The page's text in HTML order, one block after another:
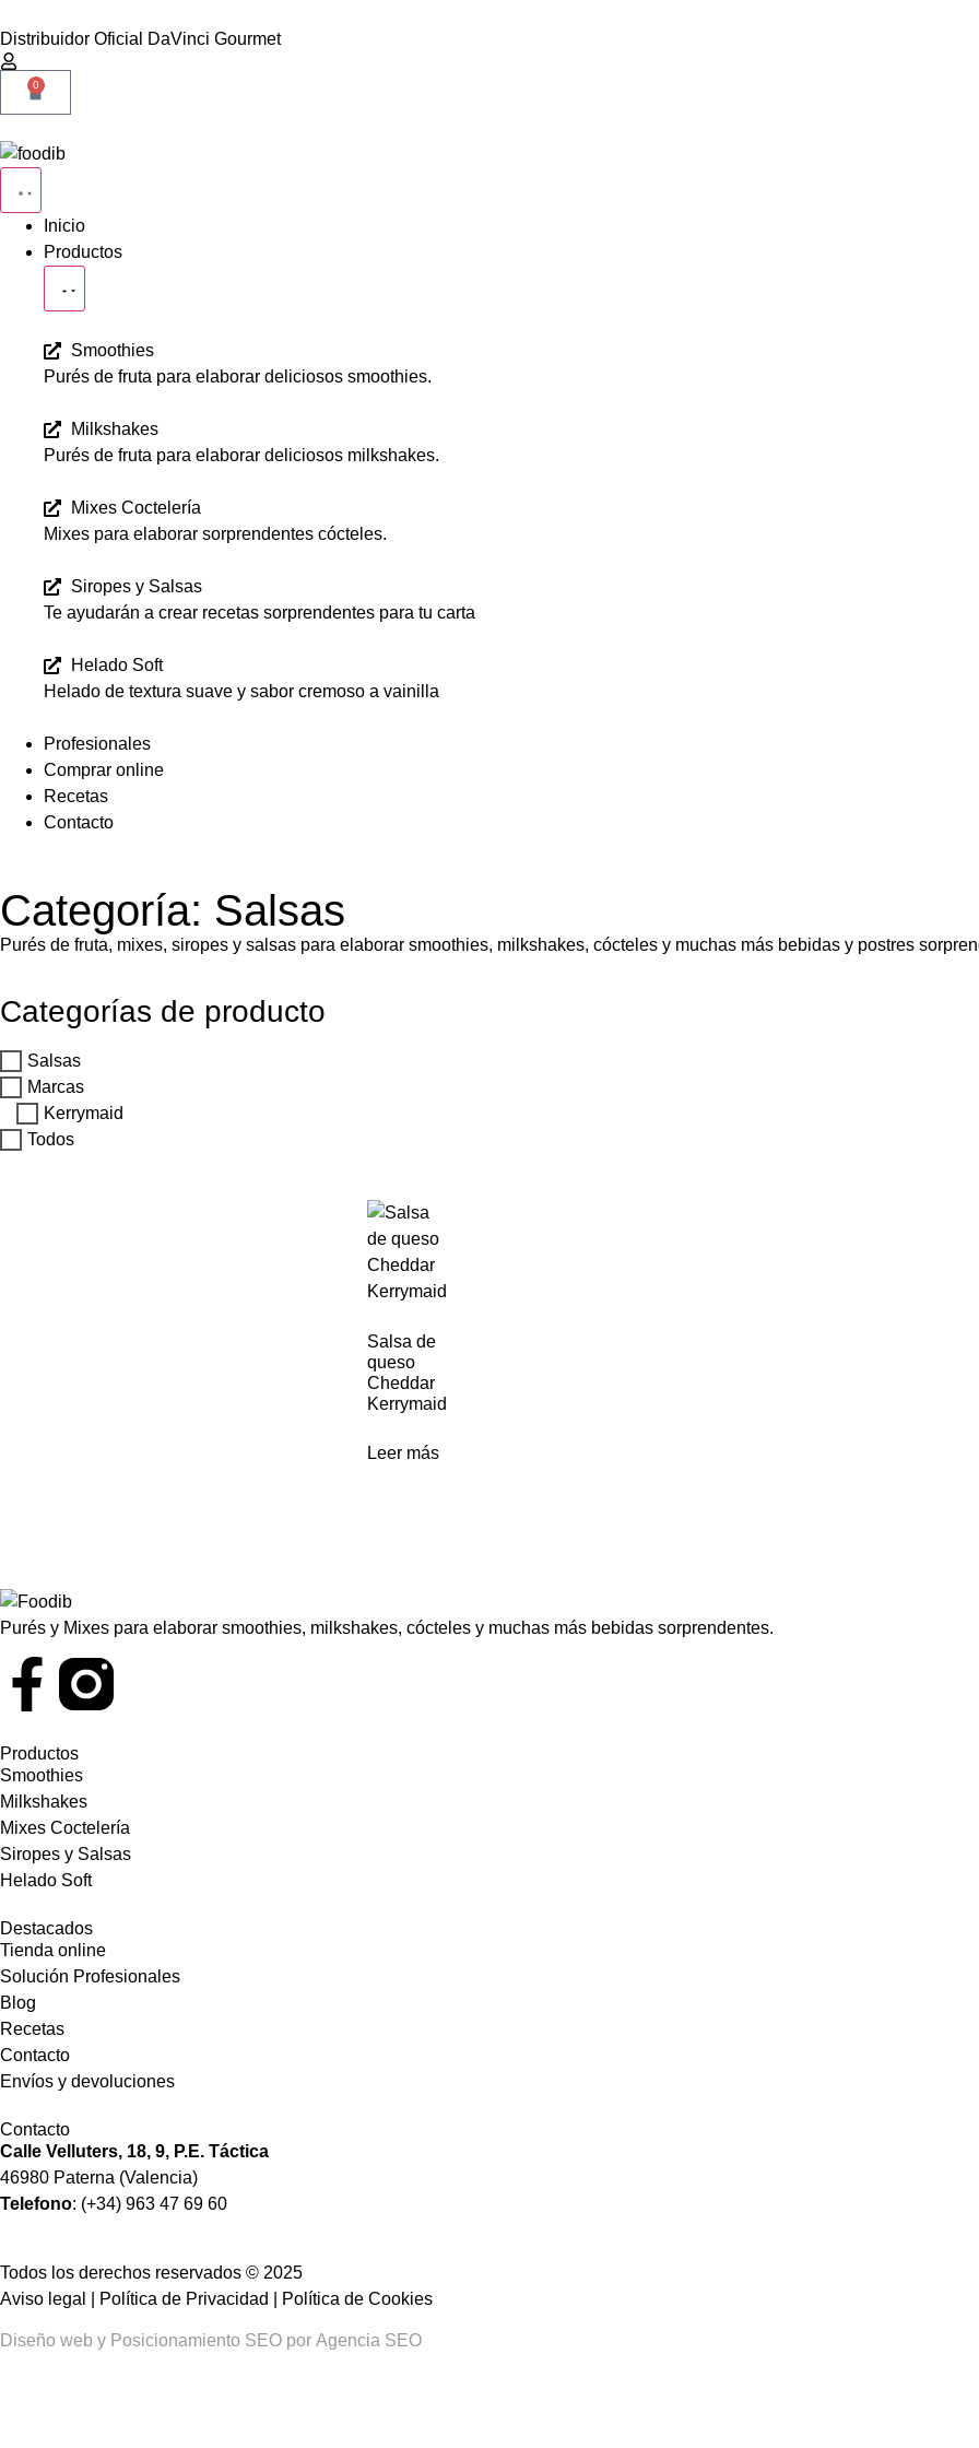
Distribuidor Oficial DaVinci Gourmet
0
Inicio
Productos
Smoothies
Purés de fruta para elaborar deliciosos smoothies.
Milkshakes
Purés de fruta para elaborar deliciosos milkshakes.
Mixes Coctelería
Mixes para elaborar sorprendentes cócteles.
Siropes y Salsas
Te ayudarán a crear recetas sorprendentes para tu carta
Helado Soft
Helado de textura suave y sabor cremoso a vainilla
Profesionales
Comprar online
Recetas
Contacto
Categoría: Salsas
Purés de fruta, mixes, siropes y salsas para elaborar smoothies, milkshakes, cócteles y muchas más bebidas y postres
Categorías de producto
Salsas
Marcas
Kerrymaid
Todos
Salsa de
queso
Cheddar
Kerrymaid
Leer más
Purés y Mixes para elaborar smoothies, milkshakes, cócteles y muchas más bebidas sorprendentes.
Productos
Smoothies
Milkshakes
Mixes Coctelería
Siropes y Salsas
Helado Soft
Destacados
Tienda online
Solución Profesionales
Blog
Recetas
Contacto
Envíos y devoluciones
Contacto
Calle Velluters, 18, 9, P.E. Táctica
46980 Paterna (Valencia)
Telefono: (+34) 963 47 69 60
Todos los derechos reservados © 2025
Aviso legal
Política de Privacidad Política de Cookies
Diseño web y Posicionamiento SEO por Agencia SEO